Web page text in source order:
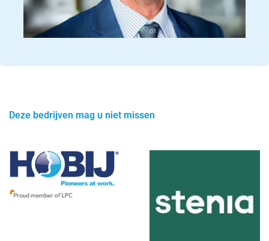
Deze bedrijven mag u niet missen